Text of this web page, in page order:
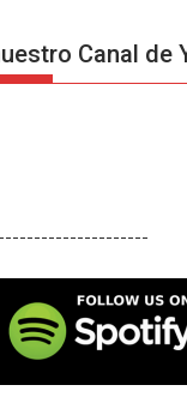
Canal de